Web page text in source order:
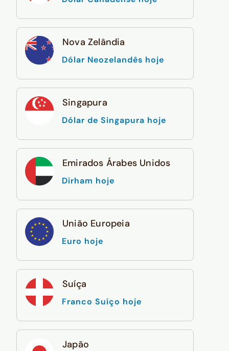
Nova Zelândia
Dólar Neozelandês hoje
Singapura
Dólar de Singapura hoje
Emirados Árabes Unidos
Dirham hoje
União Europeia
Euro hoje
Suíça
Franco Suíço hoje
Japão